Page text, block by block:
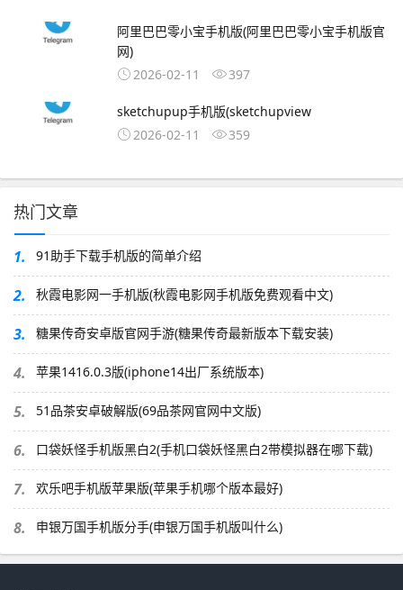
阿里巴巴零小宝手机版(阿里巴巴零小宝手机版官
网)
2026-02-11
397
sketchupup手机版(sketchupview
2026-02-11
359
热门文章
1. 91助手下载手机版的简单介绍
2. 秋霞电影网一手机版(秋霞电影网手机版免费观看中文)
3. 糖果传奇安卓版官网手游(糖果传奇最新版本下载安装)
4. 苹果1416.0.3版(iphone14出厂系统版本)
5. 51品茶安卓破解版(69品茶网官网中文版)
6. 口袋妖怪手机版黑白2(手机口袋妖怪黑白2带模拟器在哪下载)
7. 欢乐吧手机版苹果版(苹果手机哪个版本最好)
8. 申银万国手机版分手(申银万国手机版叫什么)